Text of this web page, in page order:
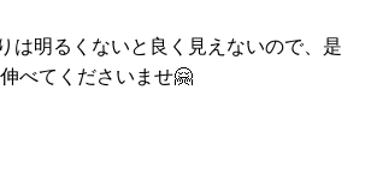
は明るくないと良く見えないので、是
べてくださいませ🤗